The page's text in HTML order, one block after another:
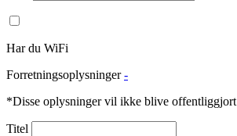
Har du WiFi
Forretningsoplysninger -
*Disse oplysninger vil ikke blive offentliggjort
Titel